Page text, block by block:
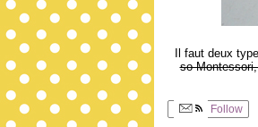
Il faut deux
so
Follow